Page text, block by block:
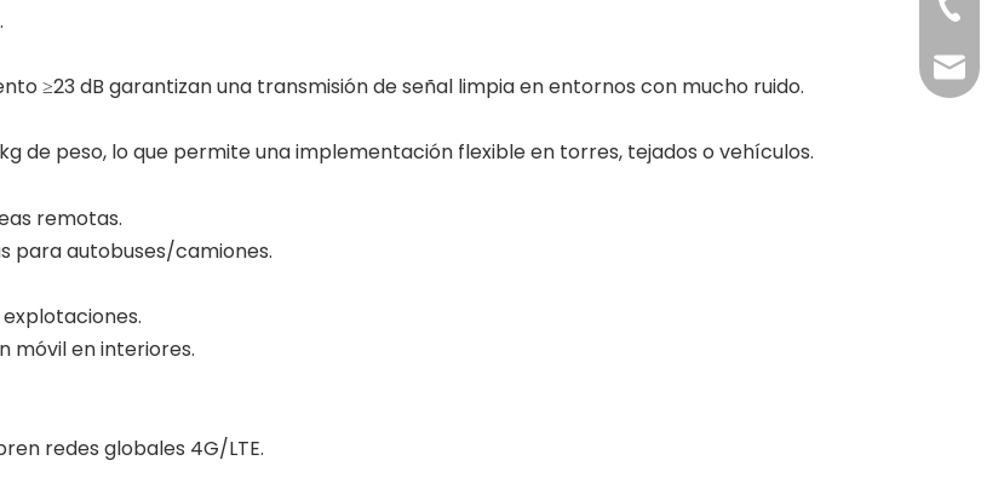
≥23 dB garantizan una transmisión de señal limpia en entornos con mucho ruido.
de peso, lo que permite una implementación flexible en torres, tejados o vehículos.
remotas.
para autobuses/camiones.
móvil en interiores.
redes globales 4G/LTE.
+86-